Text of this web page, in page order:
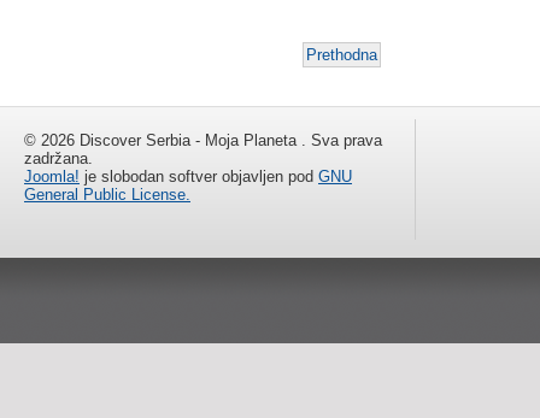
Prethodna
© 2026 Discover Serbia - Moja Planeta . Sva prava
zadržana.
Joomla! je slobodan softver objavljen pod GNU
General Public License.